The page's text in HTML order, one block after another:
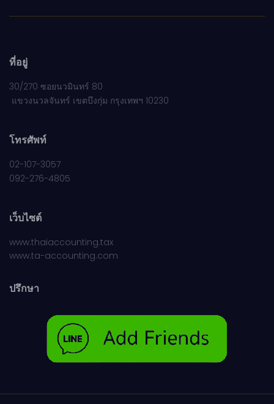
ที่อยู่
30/270 ซอยนวมินทร์ 80
แขวงนวลจันทร์ เขตบึงกุ่ม กรุงเทพฯ 10230
โทรศัพท์
02-107-3057
092-276-4805
เว็บไซต์
www.thaiaccounting.tax
www.ta-accounting.com
ปรึกษา